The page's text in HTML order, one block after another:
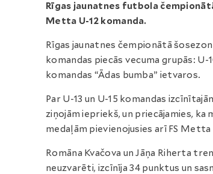
Rīgas jaunatnes futbola
Metta U-12 komanda.
Rīgas jaunatnes čempionātā
komandas piecās vecuma grupās: U-
komandas “Ādas bumba” ietvaros.
Par U-13 un U-15 komandas
ziņojām iepriekš, un priecājamies, ka
medaļām pievienojusies arī FS Metta
Romāna Kvačova un Jāņa Riherta
neuzvarēti, izcīnīja 34 punktus un